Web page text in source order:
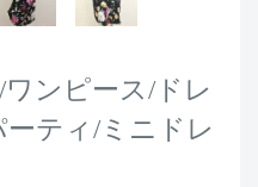
ンピース/ドレ
ティ/ミニドレ